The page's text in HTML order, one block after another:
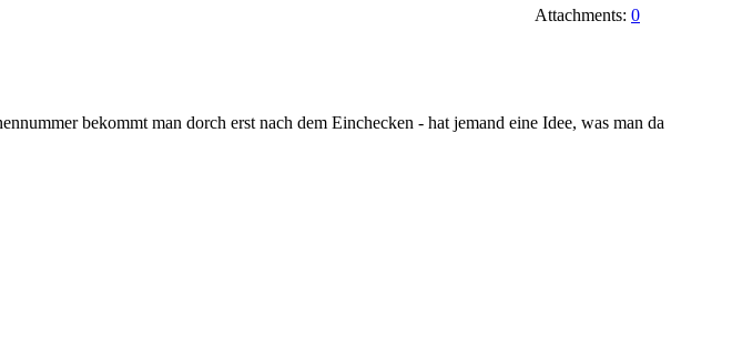
Attachments: 0
bekommt man dorch erst nach dem Einchecken - hat jemand eine Idee, was man da